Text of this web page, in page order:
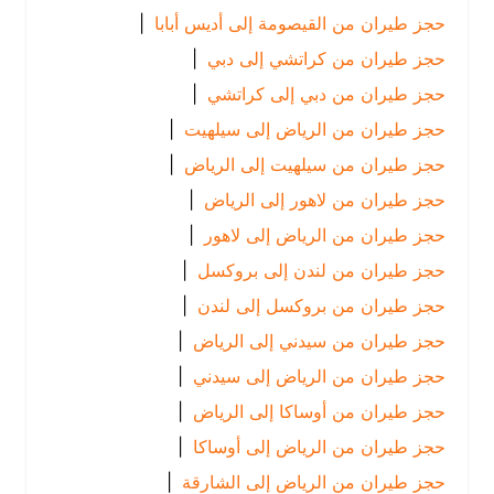
حجز طيران من القيصومة إلى أديس أبابا |
حجز طيران من كراتشي إلى دبي |
حجز طيران من دبي إلى كراتشي |
حجز طيران من الرياض إلى سيلهيت |
حجز طيران من سيلهيت إلى الرياض
|
حجز طيران من لاهور إلى الرياض
|
حجز طيران من الرياض إلى لاهور |
حجز طيران من لندن إلى بروكسل |
حجز طيران من بروكسل إلى لندن
|
حجز طيران من سيدني إلى الرياض
|
حجز طيران من الرياض إلى سيدني |
حجز طيران من أوساكا إلى الرياض
|
حجز طيران من الرياض إلى أوساكا |
حجز طيران من الرياض إلى الشارقة |